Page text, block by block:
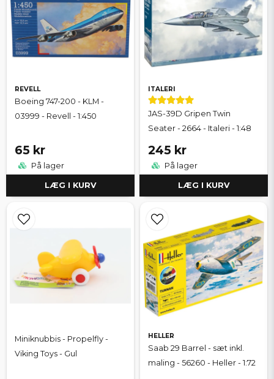
REVELL
Boeing 747-200 - KLM -
03999 - Revell - 1:450
65 kr
På lager
LÆG I KURV
ITALERI
JAS-39D Gripen Twin
Seater - 2664 - Italeri - 1:48
245 kr
På lager
LÆG I KURV
Miniknubbis - Propelfly -
Viking Toys - Gul
HELLER
Saab 29 Barrel - sæt inkl.
maling - 56260 - Heller - 1:72